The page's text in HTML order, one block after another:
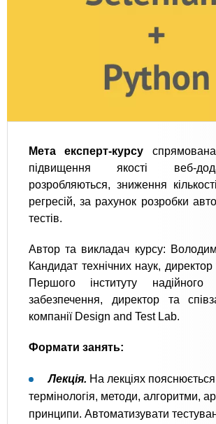
Мета експерт-курсу
підвищення якості веб-
розробляються, зниження
регресій, за рахунок розробки
тестів.
Автор та викладач курсу:
Кандидат технічних наук,
Першого інституту надійного
забезпечення, директор та
компанії Design and Test Lab.
Формати занять:
Лекція. На лекціях пояснюється
термінологія, методи, алгоритми,
принципи. Автоматизувати